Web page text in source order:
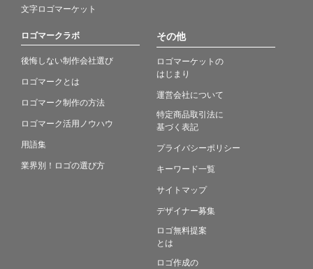
文字ロゴマーケット
ロゴマークラボ
後悔しない制作会社選び
ロゴマークとは
ロゴマーク制作の方法
ロゴマーク活用ノウハウ
用語集
業界別！ロゴの選び方
その他
ロゴマーケットの
はじまり
運営会社について
特定商品取引法に
基づく表記
プライバシーポリシー
キーワード一覧
サイトマップ
デザイナー募集
ロゴ無料提案
とは
ロゴ作成の